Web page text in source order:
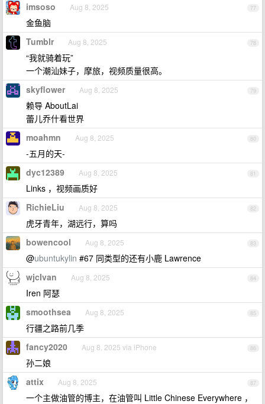
77
imsoso Aug 8, 2025
金鱼脑
78
Tumblr Aug 8, 2025
“我就骑着玩”
一个潮汕妹子，摩旅，视频质量很高。
79
skyflower Aug 8, 2025
赖导 AboutLai
蕾儿乔什看世界
80
moahmn Aug 8, 2025
-五月的天-
81
dyc12389 Aug 8, 2025
Links ，视频画质好
82
RichieLiu Aug 8, 2025
虎牙青年，湖远行，算吗
83
bowencool Aug 8, 2025
@ubuntukylin #67 同类型的还有小鹿 Lawrence
84
wjcIvan Aug 8, 2025
Iren 阿瑟
85
smoothsea Aug 8, 2025
行疆之路前几季
86
fancy2020 Aug 8, 2025 via iPhone
孙二娘
87
attix Aug 8, 2025
一个主做油管的博主，在油管叫 Little Chinese Everywhere ，